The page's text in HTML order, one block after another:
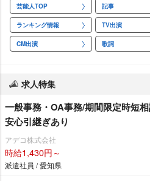
芸能人TOP 記事
ランキング情報 TV出演
CM出演 歌詞
求人特集
一般事務・OA事務/期間限定時短
安心引継ぎあり
アデコ株式会社
時給1,430円～
派遣社員 / 愛知県